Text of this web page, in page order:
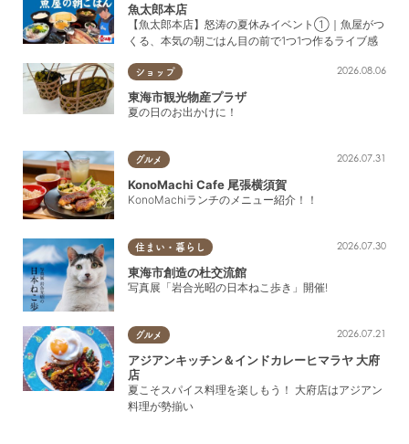
魚太郎本店
【魚太郎本店】怒涛の夏休みイベント①｜魚屋がつ
くる、本気の朝ごはん目の前で1つ1つ作るライブ感
ショップ 2026.08.06
東海市観光物産プラザ
夏の日のお出かけに！
グルメ 2026.07.31
KonoMachi Cafe 尾張横須賀
KonoMachiランチのメニュー紹介！！
住まい・暮らし 2026.07.30
東海市創造の杜交流館
写真展「岩合光昭の日本ねこ歩き」開催!
グルメ 2026.07.21
アジアンキッチン＆インドカレーヒマラヤ 大府
店
夏こそスパイス料理を楽しもう！ 大府店はアジアン
料理が勢揃い